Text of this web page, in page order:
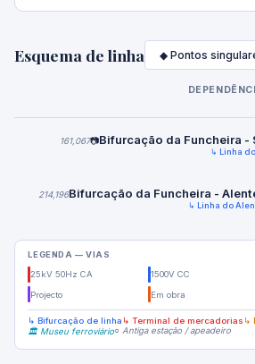
Esquema de linha ◆ Pontos
161,067📷Bifurcação da Funcheira -
↳ Linha do
214,196Bifurcação da Funcheira -
↳ Linha do
LEGENDA — VIAS
25kV 50Hz CA 1500V CC
Projecto Em obra
↳ Bifurcação de linha ↳ Terminal de mercadorias ↳
🏛️ Museu ferroviário○ Antiga estação / apeadeiro